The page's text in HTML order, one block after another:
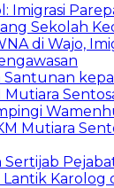
Imigrasi
Sekolah
di Wajo,
Santunan
Mutiara
Lantik Karolog